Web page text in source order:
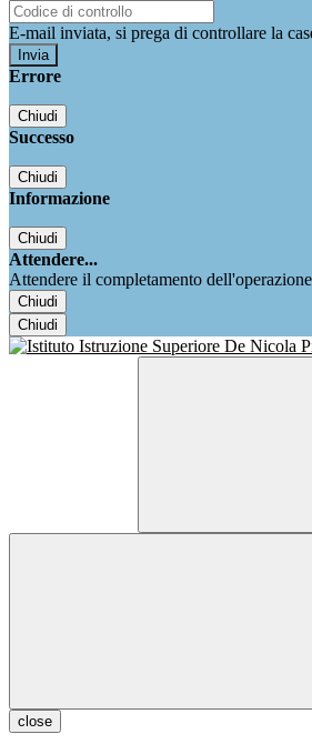
E-mail inviata, si prega di controllare la
Errore
Chiudi
Successo
Chiudi
Informazione
Chiudi
Attendere...
Attendere il completamento
Chiudi
Chiudi
close